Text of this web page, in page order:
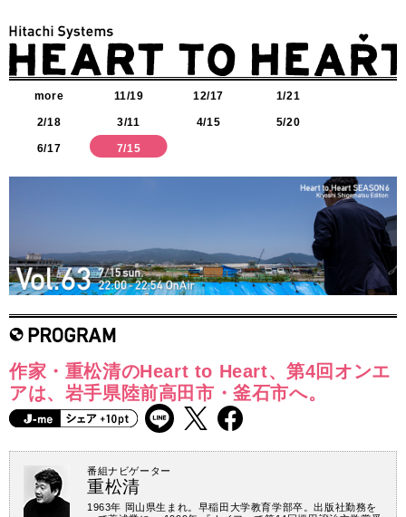
more 11/19 12/17 1/21
2/18 3/11 4/15 5/20
6/17 7/15
作家・重松清のHeart to Heart、第4回オンエ
アは、岩手県陸前高田市・釜石市へ。
番組ナビゲーター
重松清
1963年 岡山県生まれ。早稲田大学教育学部卒。出版社勤務を